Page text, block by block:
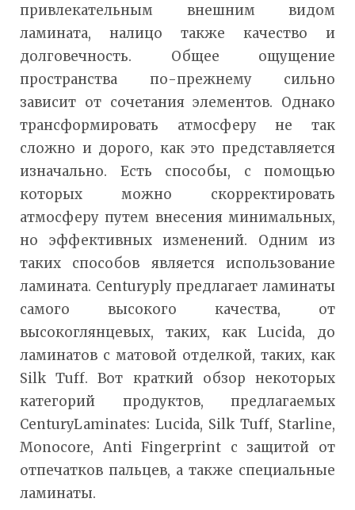
привлекательным внешним видом
ламината, налицо также качество и
долговечность. Общее ощущение
пространства по-прежнему сильно
зависит от сочетания элементов. Однако
трансформировать атмосферу не так
сложно и дорого, как это представляется
изначально. Есть способы, с помощью
которых можно скорректировать
атмосферу путем внесения минимальных,
но эффективных изменений. Одним из
таких способов является использование
ламината. Centuryply предлагает ламинаты
самого высокого качества, от
высокоглянцевых, таких, как Lucida, до
ламинатов с матовой отделкой, таких, как
Silk Tuff. Вот краткий обзор некоторых
категорий продуктов, предлагаемых
CenturyLaminates: Lucida, Silk Tuff, Starline,
Monocore, Anti Fingerprint с защитой от
отпечатков пальцев, а также специальные
ламинаты.